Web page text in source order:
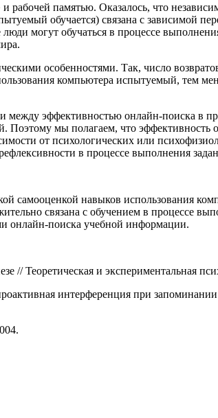
памятью. Оказалось, что
обучается) связана с зависимой
могут обучаться в процессе
особенностями. Так, число
компьютера испытуемый, тем
между эффективностью онлайн-поиска в
мы полагаем, что
от психологических или
в процессе выполнения
самооценкой навыков использования
связана с обучением в процессе
онлайн-поиска учебной информации.
// Теоретическая и экспериментальная
интерференция при